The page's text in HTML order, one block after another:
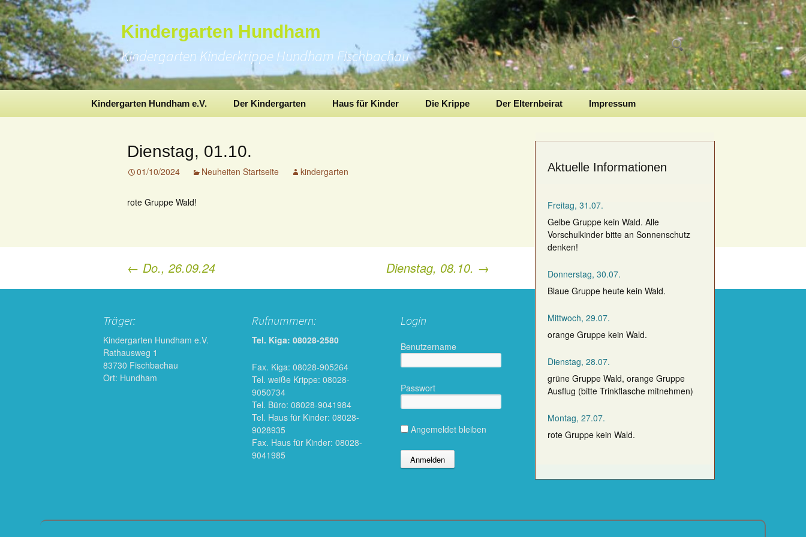
Kindergarten Hundham
Kindergarten Kinderkrippe Hundham Fischbachau
content
Kindergarten Hundham e.V. Der Kindergarten Haus für Kinder Die Krippe Der Elternbeirat Impressum
Suchen
nach:
Dienstag, 01.10.
01/10/2024 Neuheiten Startseite kindergarten
rote Gruppe Wald!
navigation
← Do., 26.09.24 Dienstag, 08.10. →
Aktuelle Informationen
Freitag, 31.07.
Gelbe Gruppe kein Wald. Alle
Vorschulkinder bitte an Sonnenschutz
denken!
Donnerstag, 30.07.
Blaue Gruppe heute kein Wald.
Mittwoch, 29.07.
orange Gruppe kein Wald.
Dienstag, 28.07.
grüne Gruppe Wald, orange Gruppe
Ausflug (bitte Trinkflasche mitnehmen)
Montag, 27.07.
rote Gruppe kein Wald.
Träger:
Kindergarten Hundham e.V.
Rathausweg 1
83730 Fischbachau
Ort: Hundham
Rufnummern:
Tel. Kiga: 08028-2580
Fax. Kiga: 08028-905264
Tel. weiße Krippe: 08028-
9050734
Tel. Büro: 08028-9041984
Tel. Haus für Kinder: 08028-
9028935
Fax. Haus für Kinder: 08028-
9041985
Login
Benutzername
Passwort
Angemeldet bleiben